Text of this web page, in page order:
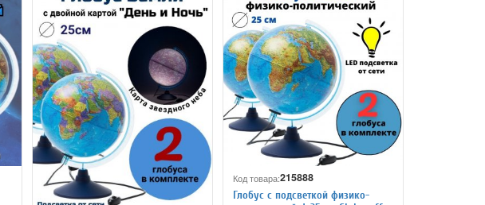
Код товара:215888
Глобус с подсветкой физико-